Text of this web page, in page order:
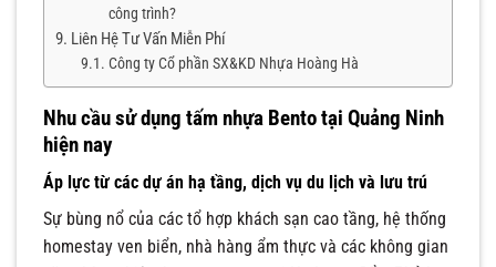
công trình?
Liên Hệ Tư Vấn Miễn Phí
Công ty Cổ phần SX&KD Nhựa Hoàng Hà
Nhu cầu sử dụng tấm nhựa Bento tại Quảng Ninh
hiện nay
Áp lực từ các dự án hạ tầng, dịch vụ du lịch và lưu trú
Sự bùng nổ của các tổ hợp khách sạn cao tầng, hệ thống
homestay ven biển, nhà hàng ẩm thực và các không gian